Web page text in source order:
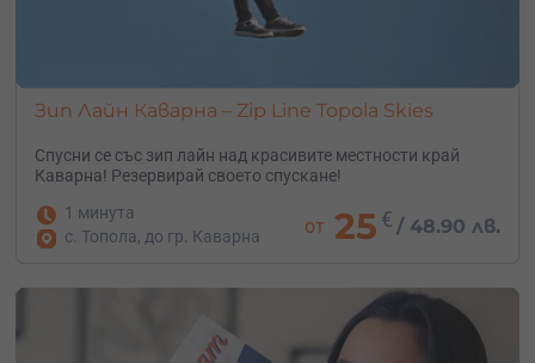
Зип Лайн Каварна – Zip Line Topola Skies
Спусни се със зип лайн над красивите местности край
Каварна! Резервирай своето спускане!
1 минута
с. Топола, до гр. Каварна
от 25 € /48.90 лв.